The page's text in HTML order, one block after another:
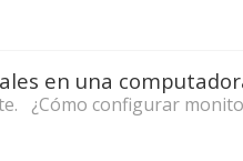
en una
¿Cómo configurar